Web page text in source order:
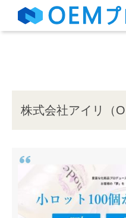
株式会社アイリ（